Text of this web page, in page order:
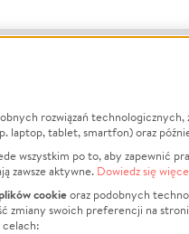
Informacje
Jak to działa?
Regulamin
Polityka Prywatności
rozwiązań
laptop, tablet, smartfon) oraz
wszystkim po to, aby zapewnić
zawsze aktywne. Dowiedz się
cookieoraz podobnych
zmiany swoich preferencji na
celach: